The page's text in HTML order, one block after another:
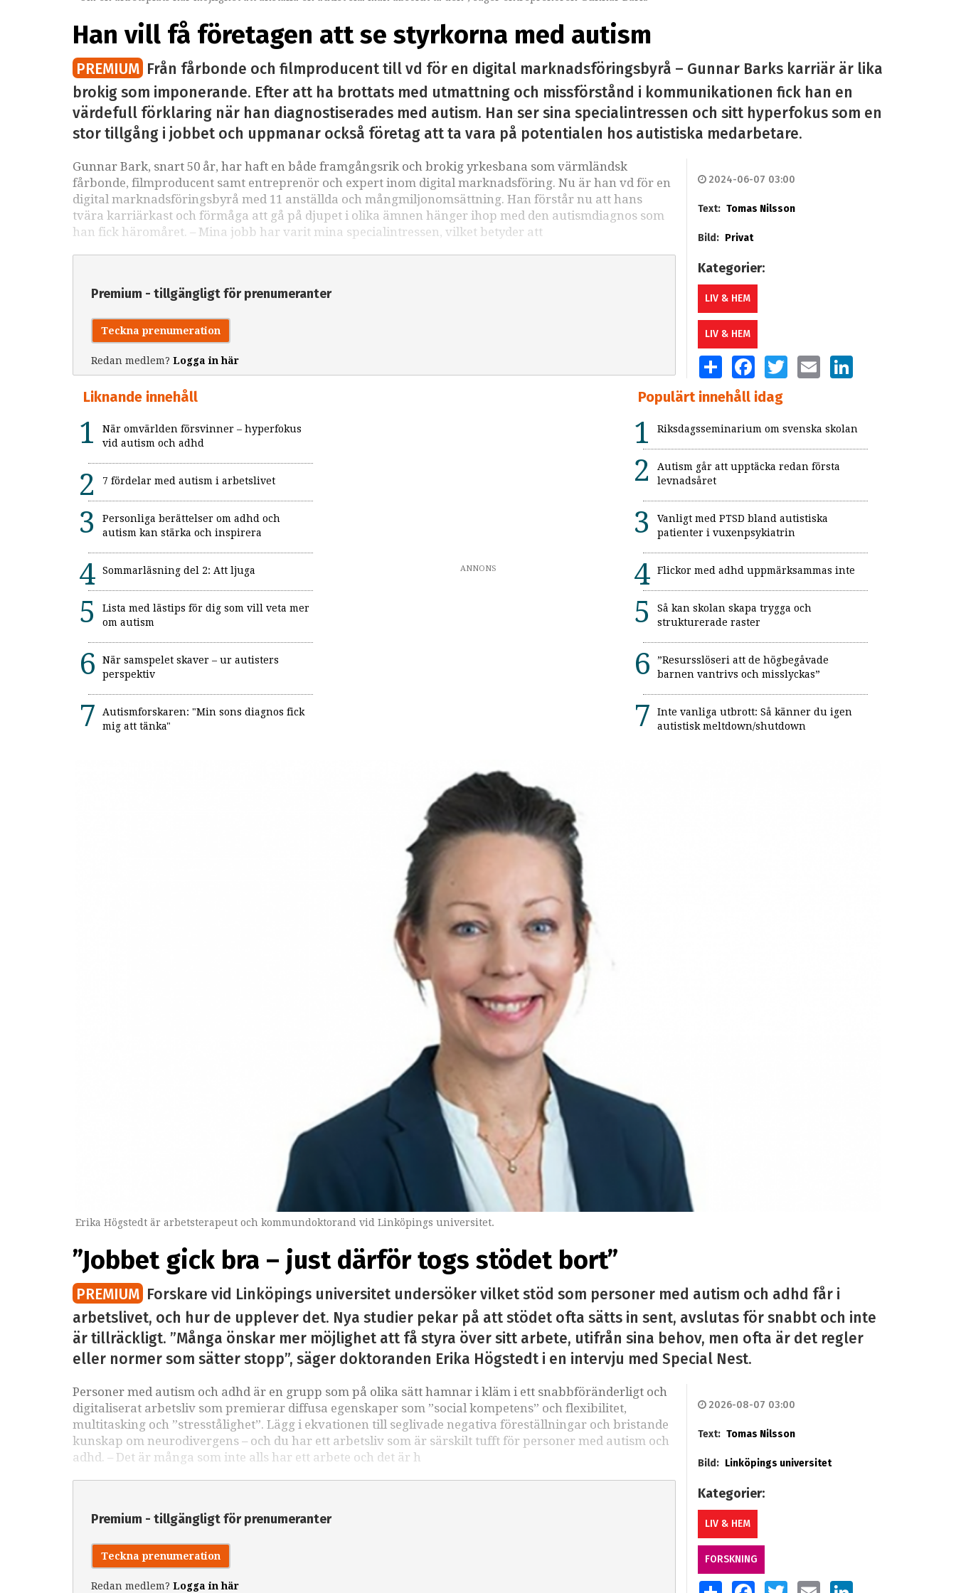
Han vill få företagen att se styrkorna med autism
PREMIUM Från fårbonde och filmproducent till vd för en digital marknadsföringsbyrå – Gunnar Barks karriär är lika
brokig som imponerande. Efter att ha brottats med utmattning och missförstånd i kommunikationen fick han en
värdefull förklaring när han diagnostiserades med autism. Han ser sina specialintressen och sitt hyperfokus som en
stor tillgång i jobbet och uppmanar också företag att ta vara på potentialen hos autistiska medarbetare.
Gunnar Bark, snart 50 år, har haft en både framgångsrik och brokig yrkesbana som värmländsk
fårbonde, filmproducent samt entreprenör och expert inom digital marknadsföring. Nu är han vd för en
digital marknadsföringsbyrå med 11 anställda och mångmiljonomsättning. Han förstår nu att hans
tvära karriärkast och förmåga att gå på djupet i olika ämnen hänger ihop med den autismdiagnos som
han fick häromåret. – Mina jobb har varit mina specialintressen, vilket betyder att
Premium - tillgängligt för prenumeranter
Teckna prenumeration
Redan medlem? Logga in här
2024-06-07 03:00
Text: Tomas Nilsson
Bild: Privat
Kategorier:
LIV & HEM
LIV & HEM
SHARE FACEBOOKTWITTEREMAIL LINKEDIN
Liknande innehåll
När omvärlden försvinner – hyperfokus
vid autism och adhd
7 fördelar med autism i arbetslivet
Personliga berättelser om adhd och
autism kan stärka och inspirera
Sommarläsning del 2: Att ljuga
Lista med lästips för dig som vill veta mer
om autism
När samspelet skaver – ur autisters
perspektiv
Autismforskaren: "Min sons diagnos fick
mig att tänka"
ANNONS
Populärt innehåll idag
Riksdagsseminarium om svenska skolan
Autism går att upptäcka redan första
levnadsåret
Vanligt med PTSD bland autistiska
patienter i vuxenpsykiatrin
Flickor med adhd uppmärksammas inte
Så kan skolan skapa trygga och
strukturerade raster
”Resursslöseri att de högbegåvade
barnen vantrivs och misslyckas”
Inte vanliga utbrott: Så känner du igen
autistisk meltdown/shutdown
Erika Högstedt är arbetsterapeut och kommundoktorand vid Linköpings universitet.
”Jobbet gick bra – just därför togs stödet bort”
PREMIUM Forskare vid Linköpings universitet undersöker vilket stöd som personer med autism och adhd får i
arbetslivet, och hur de upplever det. Nya studier pekar på att stödet ofta sätts in sent, avslutas för snabbt och inte
är tillräckligt. ”Många önskar mer möjlighet att få styra över sitt arbete, utifrån sina behov, men ofta är det regler
eller normer som sätter stopp”, säger doktoranden Erika Högstedt i en intervju med Special Nest.
Personer med autism och adhd är en grupp som på olika sätt hamnar i kläm i ett snabbföränderligt och
digitaliserat arbetsliv som premierar diffusa egenskaper som ”social kompetens” och flexibilitet,
multitasking och ”stresstålighet”. Lägg i ekvationen till seglivade negativa föreställningar och bristande
kunskap om neurodivergens – och du har ett arbetsliv som är särskilt tufft för personer med autism och
adhd. – Det är många som inte alls har ett arbete och det är h
Premium - tillgängligt för prenumeranter
Teckna prenumeration
Redan medlem? Logga in här
2026-08-07 03:00
Text: Tomas Nilsson
Bild: Linköpings universitet
Kategorier:
LIV & HEM
FORSKNING
SHARE FACEBOOKTWITTEREMAIL LINKEDIN